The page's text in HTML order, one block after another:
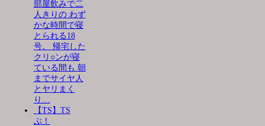
部屋飲みで二
人きりの わず
かな時間で寝
とられる18
号。 帰宅した
クリ○ンが寝
ている間も 朝
までサイヤ人
とヤリまく
り…
【TS】TS
ぶ！